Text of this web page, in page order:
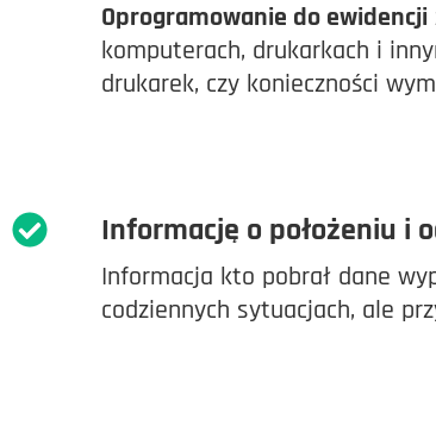
Oprogramowanie do ewidencji
komputerach, drukarkach i
drukarek, czy konieczności
Informację o położeniu i
Informacja kto pobrał dane
codziennych sytuacjach, ale